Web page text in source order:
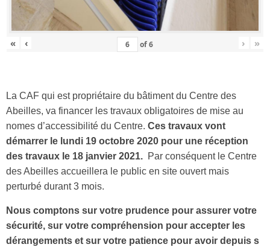
« ‹ of6 › »
La CAF qui est propriétaire du bâtiment du Centre des
Abeilles, va financer les travaux obligatoires de mise au
nomes d’accessibilité du Centre. Ces travaux vont
démarrer le lundi 19 octobre 2020 pour une réception
des travaux le 18 janvier 2021. Par conséquent le Centre
des Abeilles accueillera le public en site ouvert mais
perturbé durant 3 mois.
Nous comptons sur votre prudence pour assurer votre
sécurité, sur votre compréhension pour accepter les
dérangements et sur votre patience pour avoir depuis s